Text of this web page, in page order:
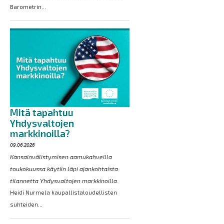
Barometrin...
Mitä tapahtuu
Yhdysvaltojen
markkinoilla?
09.06.2026
Kansainvälistymisen aamukahveilla
toukokuussa käytiin läpi ajankohtaista
tilannetta Yhdysvaltojen markkinoilla.
Heidi Nurmela kaupallistaloudellisten
suhteiden...